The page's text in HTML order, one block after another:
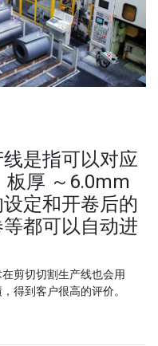
是指可以对应
板厚 ～6.0mm
定和开卷后的
都可以自动进
剪切切割生产线也会用
得到客户很高的评价。